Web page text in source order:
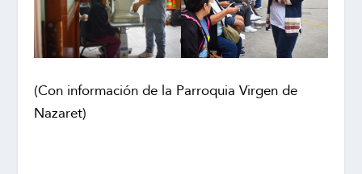
(Con información de la Parroquia Virgen de
Nazaret)